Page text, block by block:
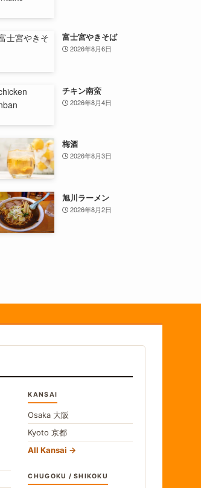
富士宮やきそば
2026年8月6日
チキン南蛮
2026年8月4日
梅酒
2026年8月3日
旭川ラーメン
2026年8月2日
KANSAI
Osaka 大阪
Kyoto京都
All Kansai
CHUGOKU / SHIKOKU